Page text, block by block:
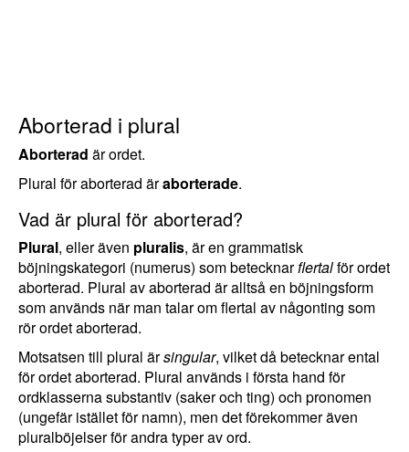
Aborterad i plural
Aborterad är ordet.
Plural för aborterad äraborterade.
Vad är plural för aborterad?
Plural, eller även pluralis, är en grammatisk
böjningskategori (numerus) som betecknarflertalför ordet
aborterad. Plural av aborterad är alltså en böjningsform
som används när man talar om flertal av någonting som
rör ordet aborterad.
Motsatsen till plural ärsingular, vilket då betecknar ental
för ordet aborterad. Plural används i första hand för
ordklasserna substantiv (saker och ting) och pronomen
(ungefär istället för namn), men det förekommer även
pluralböjelser för andra typer av ord.